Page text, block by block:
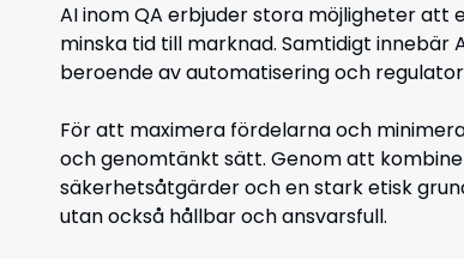
AI inom QA erbjuder stora möjligheter
minska tid till marknad. Samtidigt innebär
beroende av automatisering och
För att maximera fördelarna och
och genomtänkt sätt. Genom att
säkerhetsåtgärder och en stark etisk
utan också hållbar och ansvarsfull.